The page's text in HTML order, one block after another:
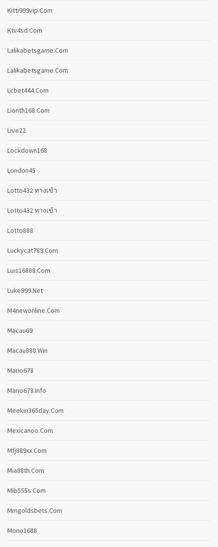
Kitti999vip.com
Ktv4sd.com
Lalikabetsgame.com
Lalikabetsgame.com
Lcbet444.com
Lionth168.com
Live22
Lockdown168
London45
Lotto432 ทางเข้า
Lotto432 ทางเข้า
Lotto888
Luckycat789.com
Luis16888.com
Luke999.net
M4newonline.com
Macau69
Macau888.win
Mario678
Mario678.info
Meekin365day.com
Mexicanoo.com
Mfj889xx.com
Mia88th.com
Mib555s.com
Mmgoldsbets.com
Mono1688